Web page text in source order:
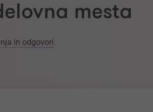
mesta
in odgovori